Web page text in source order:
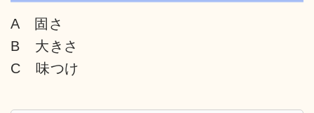
A 固さ
B 大きさ
C 味つけ